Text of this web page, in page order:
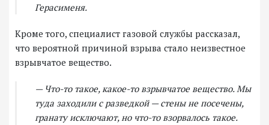
Герасименя.
Кроме того, специалист газовой службы рассказал,
что вероятной причиной взрыва стало неизвестное
взрывчатое вещество.
— Что-то такое, какое-то взрывчатое вещество. Мы
туда заходили с разведкой — стены не посечены,
гранату исключают, но что-то взорвалось такое.